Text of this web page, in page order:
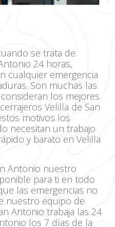
se trata de
24 horas,
cualquier emergencia
Son muchas las
los mejores
Velilla de San
motivos los
necesitan un trabajo
y barato en Velilla
Antonio nuestro
para ti en todo
las emergencias no
nuestro equipo de
Antonio trabaja las 24
los 7 días de la